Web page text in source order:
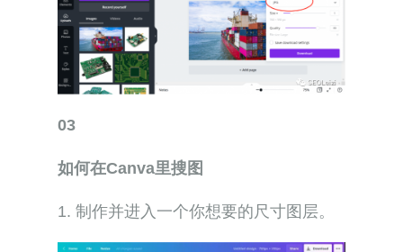
03
如何在Canva里搜图
1. 制作并进入一个你想要的尺寸图层。